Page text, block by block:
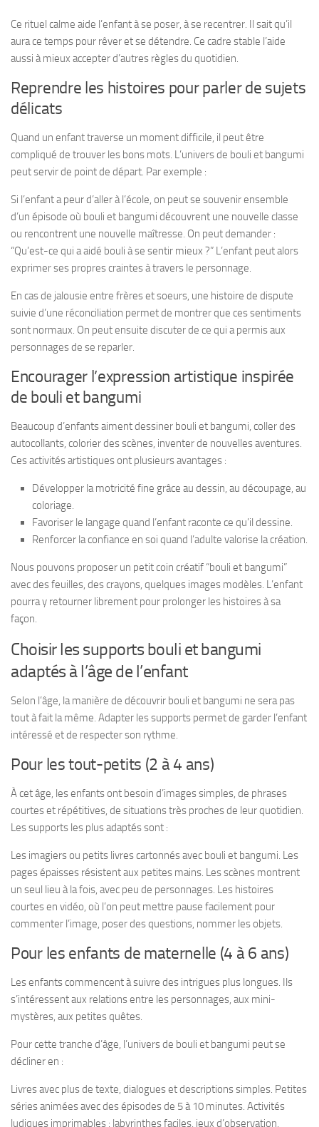
Ce rituel calme aide l’enfant à se poser, à se recentrer. Il sait qu’il
aura ce temps pour rêver et se détendre. Ce cadre stable l’aide
aussi à mieux accepter d’autres règles du quotidien.
Reprendre les histoires pour parler de sujets
délicats
Quand un enfant traverse un moment difficile, il peut être
compliqué de trouver les bons mots. L’univers de bouli et bangumi
peut servir de point de départ. Par exemple :
Si l’enfant a peur d’aller à l’école, on peut se souvenir ensemble
d’un épisode où bouli et bangumi découvrent une nouvelle classe
ou rencontrent une nouvelle maîtresse. On peut demander :
“Qu’est-ce qui a aidé bouli à se sentir mieux ?” L’enfant peut alors
exprimer ses propres craintes à travers le personnage.
En cas de jalousie entre frères et soeurs, une histoire de dispute
suivie d’une réconciliation permet de montrer que ces sentiments
sont normaux. On peut ensuite discuter de ce qui a permis aux
personnages de se reparler.
Encourager l’expression artistique inspirée
de bouli et bangumi
Beaucoup d’enfants aiment dessiner bouli et bangumi, coller des
autocollants, colorier des scènes, inventer de nouvelles aventures.
Ces activités artistiques ont plusieurs avantages :
Développer la motricité fine grâce au dessin, au découpage, au
coloriage.
Favoriser le langage quand l’enfant raconte ce qu’il dessine.
Renforcer la confiance en soi quand l’adulte valorise la création.
Nous pouvons proposer un petit coin créatif “bouli et bangumi”
avec des feuilles, des crayons, quelques images modèles. L’enfant
pourra y retourner librement pour prolonger les histoires à sa
façon.
Choisir les supports bouli et bangumi
adaptés à l’âge de l’enfant
Selon l’âge, la manière de découvrir bouli et bangumi ne sera pas
tout à fait la même. Adapter les supports permet de garder l’enfant
intéressé et de respecter son rythme.
Pour les tout-petits (2 à 4 ans)
À cet âge, les enfants ont besoin d’images simples, de phrases
courtes et répétitives, de situations très proches de leur quotidien.
Les supports les plus adaptés sont :
Les imagiers ou petits livres cartonnés avec bouli et bangumi. Les
pages épaisses résistent aux petites mains. Les scènes montrent
un seul lieu à la fois, avec peu de personnages. Les histoires
courtes en vidéo, où l’on peut mettre pause facilement pour
commenter l’image, poser des questions, nommer les objets.
Pour les enfants de maternelle (4 à 6 ans)
Les enfants commencent à suivre des intrigues plus longues. Ils
s’intéressent aux relations entre les personnages, aux mini-
mystères, aux petites quêtes.
Pour cette tranche d’âge, l’univers de bouli et bangumi peut se
décliner en :
Livres avec plus de texte, dialogues et descriptions simples. Petites
séries animées avec des épisodes de 5 à 10 minutes. Activités
ludiques imprimables : labyrinthes faciles, jeux d’observation,